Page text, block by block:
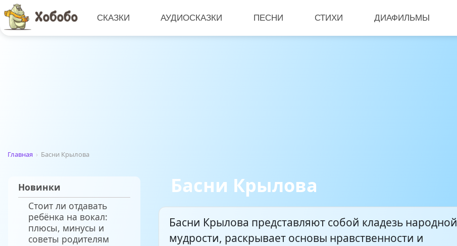
СКАЗКИ АУДИОСКАЗКИ ПЕСНИ СТИХИ ДИАФИЛЬМЫ
Главная › Басни Крылова
Новинки
Стоит ли отдавать
ребёнка на вокал:
плюсы, минусы и
советы родителям
Басни Крылова
Басни Крылова представляют собой кладезь народной
мудрости, раскрывает основы нравственности и